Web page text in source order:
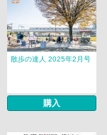
散歩の達人 2025年2月号
購入